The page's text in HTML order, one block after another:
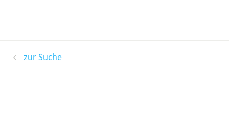
zur Suche